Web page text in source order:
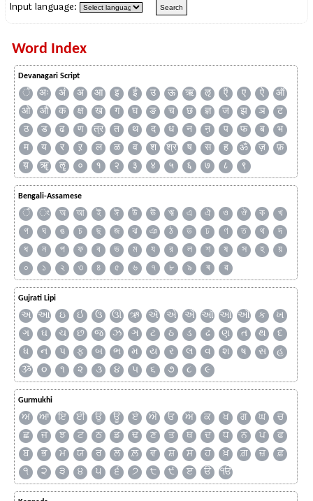
Input language:
Word Index
Devanagari Script
ँ अः अं अ आ इ ई उ ऊ ऋ ऌ ऍ ए ऐ
ऑ
ओ
औ क क्ष ख ग घ ङ च छ ज्ञ ज झ ञ
ट
ठ
ड ढ ण त्र त थ द ध न ऩ प फ ब
भ
म
य र ऱ ल ळ व श श्र ष स ह ॐ ज़
फ़
य़
ॠ ॡ ० १ २ ३ ४ ५ ६ ७ ८ ९
Bengali-Assamese
ঁ ং অ আ ই ঈ উ ঊ ঋ এ ঐ ও ঔ ক
খ
গ
ঘ ঙ চ ছ জ ঝ ঞ ঠ ড ঢ ণ ত থ
দ
ধ
ন প ফ ব ভ ম য র ল শ ষ স হ
য়
০
১ ২ ৩ ৪ ৫ ৬ ৭ ৮ ৯ ৰ ৱ
Gujrati Lipi
અ આ ઇ ઈ ઉ ઊ ઋ ઍ એ ઐ ઑ ઓ ઔ ક
ખ
ગ
ઘ ચ છ જ ઝ ઞ ટ ઠ ડ ઢ ણ ત થ
દ
ધ
ન પ ફ બ ભ મ ય ર લ વ શ ષ સ
હ
ૐ
૦ ૧ ૨ ૩ ૪ ૫ ૬ ૭ ૮ ૯
Gurmukhi
ਅ ਆ ਇ ਈ ਉ ਊ ਏ ਐ ਓ ਔ ਕ ਖ ਗ ਘ
ਚ
ਛ
ਜ ਝ ਟ ਠ ਡ ਢ ਣ ਤ ਥ ਦ ਧ ਨ ਪ
ਫ
ਬ
ਭ ਮ ਯ ਰ ਲ ਲ਼ ਵ ਸ਼ ਸ ਹ ਖ਼ ਗ਼ ਜ਼
ਫ਼
੧
੨ ੩ ੪ ੫ ੬ ੭ ੮ ੯ ੲ ੳ ੴ